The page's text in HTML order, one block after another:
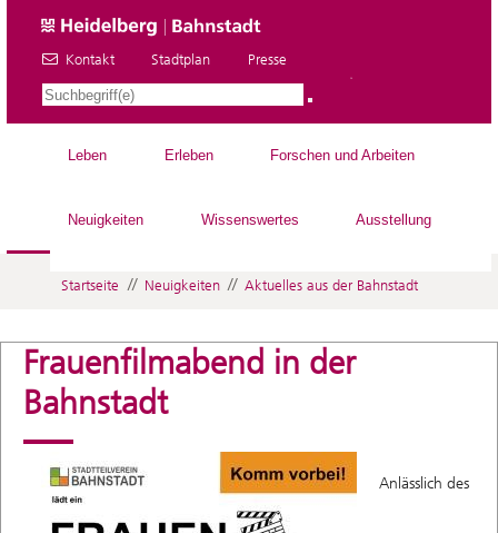
Kontakt Stadtplan Presse
Leben Erleben Forschen und Arbeiten
Neuigkeiten Wissenswertes Ausstellung
Startseite // Neuigkeiten // Aktuelles aus der Bahnstadt
Frauenfilmabend in der
Bahnstadt
Anlässlich des